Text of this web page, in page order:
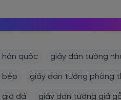
quốc giấy dán tường
bếp giấy dán tường phòng
giả đá giấy dán tường giả